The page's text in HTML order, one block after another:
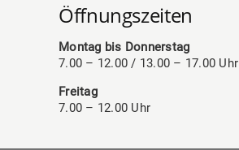
Öffnungszeiten
Montag bis Donnerstag
7.00 – 12.00 / 13.00 – 17.00 Uhr
Freitag
7.00 – 12.00 Uhr